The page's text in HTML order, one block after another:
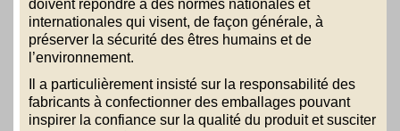
doivent répondre à des normes nationales et
internationales qui visent, de façon générale, à
préserver la sécurité des êtres humains et de
l’environnement.
Il a particulièrement insisté sur la responsabilité des
fabricants à confectionner des emballages pouvant
inspirer la confiance sur la qualité du produit et susciter